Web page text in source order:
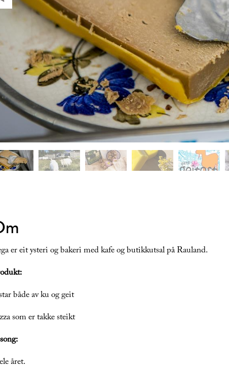
er eit ysteri og bakeri med kafe og butikkutsal på Rauland.
både av ku og geit
som er takke steikt
året.